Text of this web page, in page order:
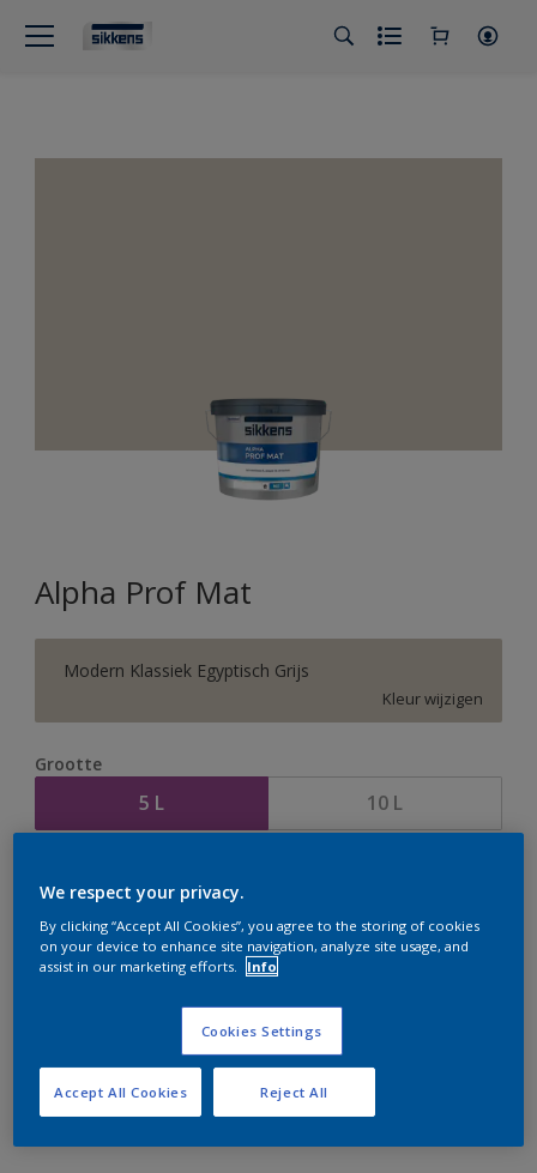
Alpha Prof Mat
Modern Klassiek Egyptisch Grijs
Kleur wijzigen
Grootte
5 L 10 L
Bereken
Op dit moment is het niet mogelijk dit product online
te bestellen. Houd de website in de gaten, we werken
er hard aan om de voorraad aan te vullen.
We respect your privacy.
By clicking “Accept All Cookies”, you agree to the storing of cookies
on your device to enhance site navigation, analyze site usage, and
assist in our marketing efforts.
Info
Cookies Settings
Reject All
Accept All Cookies